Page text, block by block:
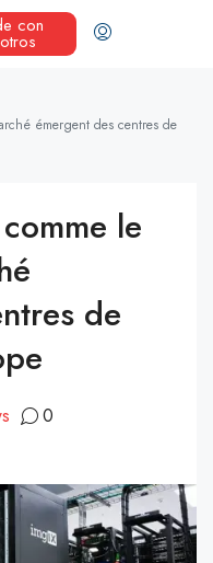
con
émergent des centres de
le
de
0